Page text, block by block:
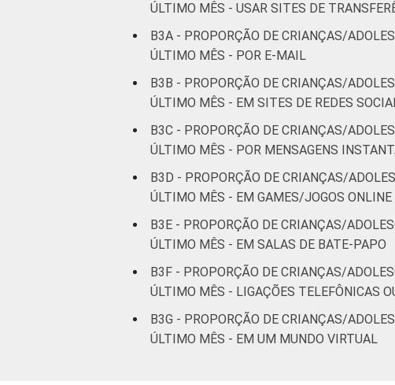
ÚLTIMO MÊS - USAR SITES DE
B3A - PROPORÇÃO DE CRIANÇAS/
ÚLTIMO MÊS - POR E-MAIL
B3B - PROPORÇÃO DE CRIANÇAS/
ÚLTIMO MÊS - EM SITES DE REDES
B3C - PROPORÇÃO DE CRIANÇAS/
ÚLTIMO MÊS - POR MENSAGENS
B3D - PROPORÇÃO DE CRIANÇAS/
ÚLTIMO MÊS - EM GAMES/JOGOS ONLINE
B3E - PROPORÇÃO DE CRIANÇAS/
ÚLTIMO MÊS - EM SALAS DE BATE-PAPO
B3F - PROPORÇÃO DE CRIANÇAS/
ÚLTIMO MÊS - LIGAÇÕES TELEFÔNICAS
B3G - PROPORÇÃO DE CRIANÇAS/
ÚLTIMO MÊS - EM UM MUNDO VIRTUAL